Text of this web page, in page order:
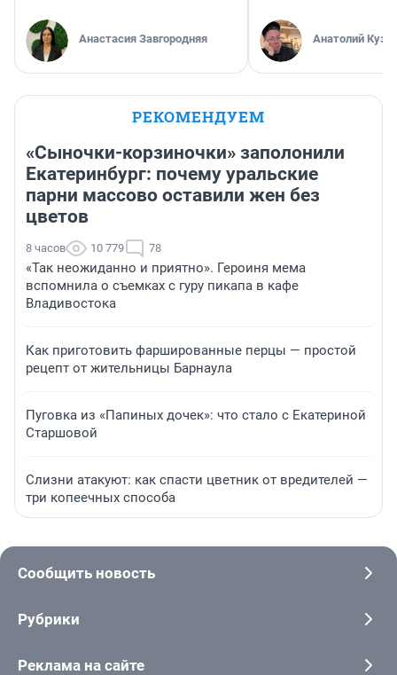
Анастасия Завгородняя Анатолий
РЕКОМЕНДУЕМ
«Сыночки-корзиночки» заполонили
Екатеринбург: почему уральские
парни массово оставили жен без
цветов
8 часов 10 779 78
«Так неожиданно и приятно». Героиня мема
вспомнила о съемках с гуру пикапа в кафе
Владивостока
Как приготовить фаршированные перцы — простой
рецепт от жительницы Барнаула
Пуговка из «Папиных дочек»: что стало с Екатериной
Старшовой
Слизни атакуют: как спасти цветник от вредителей —
три копеечных способа
Сообщить новость
Рубрики
Реклама на сайте